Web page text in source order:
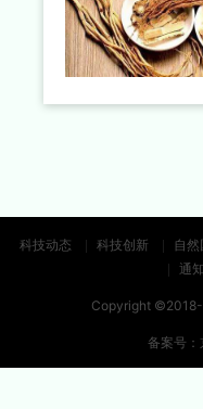
科技动态 科技创新 自然
通
Copyright ©2018-
备案号：